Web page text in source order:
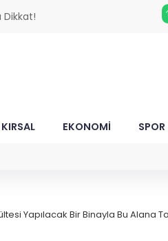
ücret ve emeklilik reformu
KIRSAL EKONOMİ SPOR
Yapılacak Bir Binayla Bu Alana